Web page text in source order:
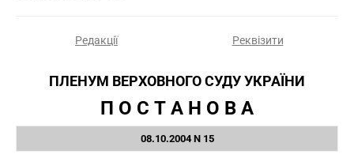
Редакції Реквізити
ПЛЕНУМ ВЕРХОВНОГО СУДУ УКРАЇНИ
П О С Т А Н О В А
08.10.2004 N 15